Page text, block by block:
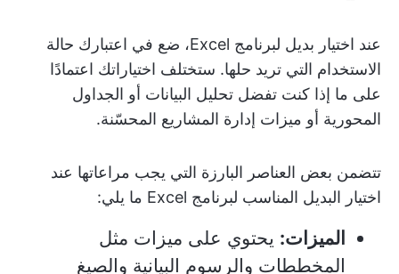
عند اختيار بديل لبرنامج Excel، ضع في اعتبارك حالة
الاستخدام التي تريد حلها. ستختلف اختياراتك اعتمادًا
على ما إذا كنت تفضل تحليل البيانات أو الجداول
المحورية أو ميزات إدارة المشاريع المحسّنة.
تتضمن بعض العناصر البارزة التي يجب مراعاتها عند
اختيار البديل المناسب لبرنامج Excel ما يلي:
الميزات: يحتوي على ميزات مثل
المخططات والرسوم البيانية والصيغ